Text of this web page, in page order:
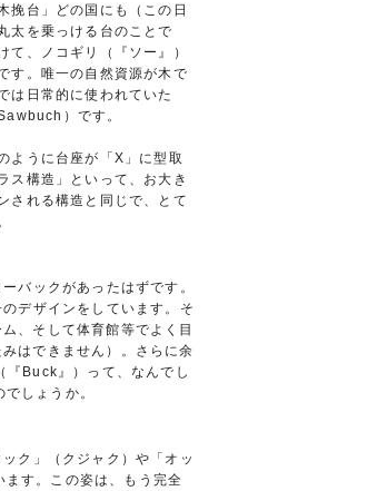
挽台」どの国にも（この日
太を乗っける台のことで
て、ノコギリ（『ソー』）
す。唯一の自然資源が木で
は日常的に使われていた
）です。
ように台座が「X」に型取
ス構造」といって、お大き
される構造と同じで、とて
バックがあったはずです。
デザインをしています。そ
、そして体育館等でよく目
はできません）。さらに余
『Buck』）って、なんでし
しょうか。
ク」（クジャク）や「オッ
す。この姿は、もう完全